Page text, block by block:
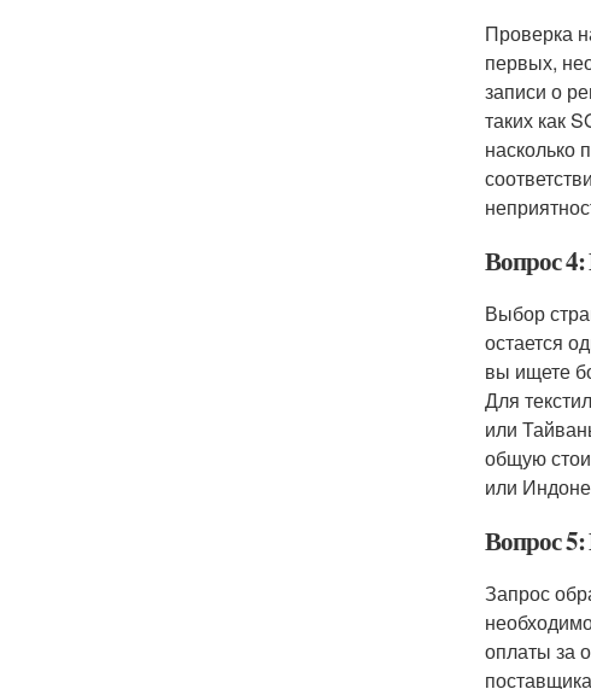
Проверка
первых,
записи о
таких как
насколько
Вопрос 4:
Выбор
остается
вы ищете
Для
или
общую
или
Вопрос
Запрос
оплаты за